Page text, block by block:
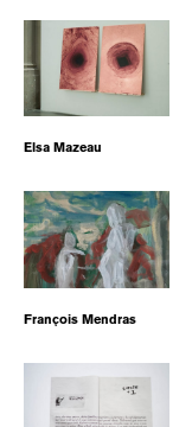
Elsa Mazeau
François Mendras